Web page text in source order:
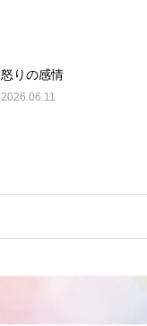
怒りの感情
2026.06.11